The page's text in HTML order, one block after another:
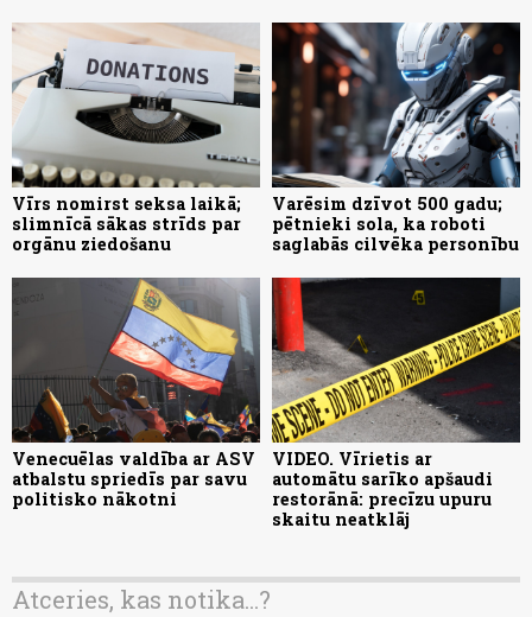
Vīrs nomirst seksa laikā;
slimnīcā sākas strīds par
orgānu ziedošanu
Varēsim dzīvot 500 gadu;
pētnieki sola, ka roboti
saglabās cilvēka personību
Venecuēlas valdība ar ASV
atbalstu spriedīs par savu
politisko nākotni
VIDEO. Vīrietis ar
automātu sarīko apšaudi
restorānā: precīzu upuru
skaitu neatklāj
Atceries, kas notika...?